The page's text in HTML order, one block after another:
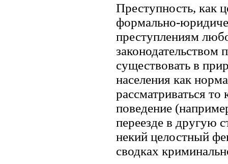
Преступность, как
формально-
преступлениям
законодательством
существовать в
населения как
рассматриваться
поведение
переезде в другую
некий целостный
сводках